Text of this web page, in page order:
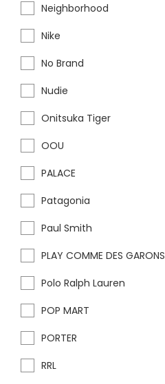
Neighborhood
Nike
No Brand
Nudie
Onitsuka Tiger
OOU
PALACE
Patagonia
Paul Smith
PLAY COMME DES GARONS
Polo Ralph Lauren
POP MART
PORTER
RRL